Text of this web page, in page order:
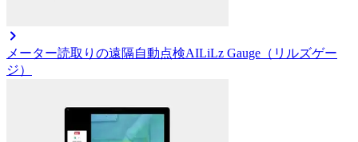
メーター読取りの遠隔自動点検AILiLz Gauge（リルズゲー
ジ）